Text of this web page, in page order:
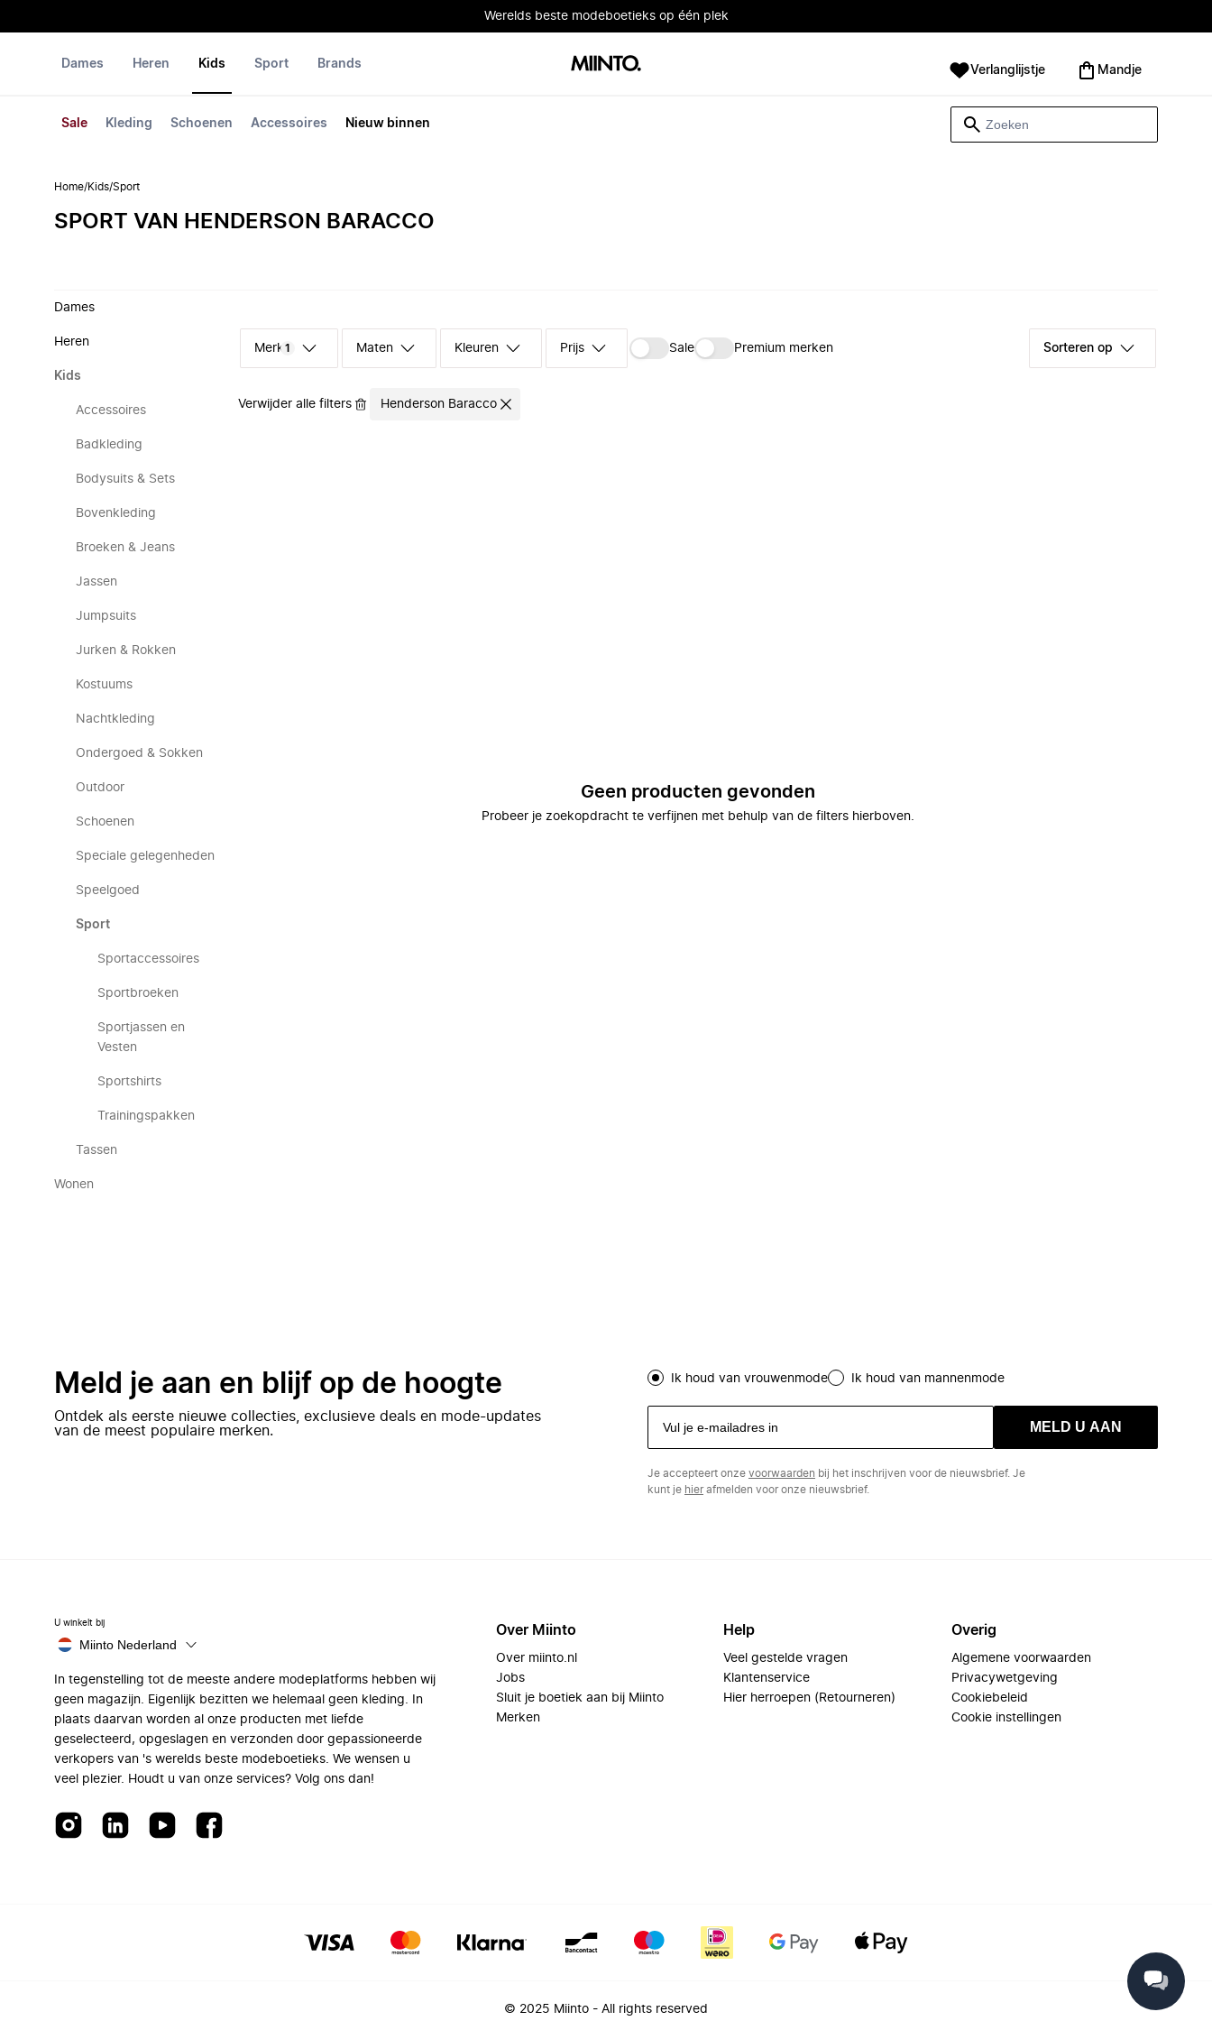
Werelds beste modeboetieks op één plek
Dames Heren Kids
Sale Kleding Schoenen Accessoires Nieuw binnen
Sport Brands Verlanglijstje Mandje
Home/Kids/Sport
SPORT VAN HENDERSON BARACCO
Dames
Heren
Kids
Accessoires
Badkleding
Bodysuits & Sets
Bovenkleding
Broeken & Jeans
Jassen
Jumpsuits
Jurken & Rokken
Kostuums
Nachtkleding
Ondergoed & Sokken
Outdoor
Schoenen
Speciale gelegenheden
Speelgoed
Sport
Sportaccessoires
Sportbroeken
Sportjassen en
Vesten
Sportshirts
Trainingspakken
Tassen
Wonen
Merk 1 Maten Kleuren Prijs Sale Premium merken Sorteren op
Verwijder alle filters Henderson Baracco
Geen producten gevonden
Probeer je zoekopdracht te verfijnen met behulp van de filters hierboven.
Meld je aan en blijf op de hoogte
Ontdek als eerste nieuwe collecties, exclusieve deals en mode-updates
van de meest populaire merken.
Ik houd van vrouwenmode Ik houd van mannenmode
MELD U AAN
Je accepteert onze voorwaarden bij het inschrijven voor de nieuwsbrief. Je
kunt je hierafmelden voor onze nieuwsbrief.
U winkelt bij
Miinto Nederland
In tegenstelling tot de meeste andere modeplatforms hebben wij
geen magazijn. Eigenlijk bezitten we helemaal geen kleding. In
plaats daarvan worden al onze producten met liefde
geselecteerd, opgeslagen en verzonden door gepassioneerde
verkopers van 's werelds beste modeboetieks. We wensen u
veel plezier. Houdt u van onze services? Volg ons dan!
Over Miinto
Over miinto.nl
Jobs
Sluit je boetiek aan bij Miinto
Merken
Help
Veel gestelde vragen
Klantenservice
Hier herroepen (Retourneren)
Overig
Algemene voorwaarden
Privacywetgeving
Cookiebeleid
Cookie instellingen
© 2025 Miinto - All rights reserved